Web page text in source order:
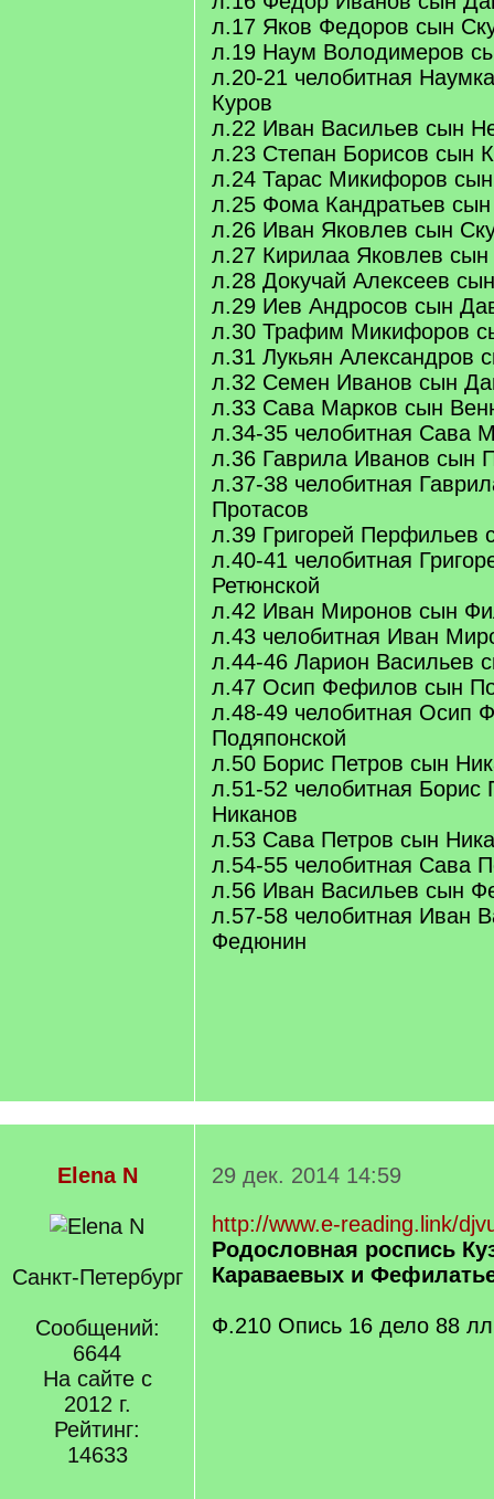
л.17 Яков Федоров сын
л.19 Наум Володимеров
л.20-21 челобитная
Куров
л.22 Иван Васильев сын
л.23 Степан Борисов сын
л.24 Тарас Микифоров
л.25 Фома Кандратьев
л.26 Иван Яковлев сын
л.27 Кирилаа Яковлев сын
л.28 Докучай Алексеев
л.29 Иев Андросов сын
л.30 Трафим Микифоров
л.31 Лукьян Александров
л.32 Семен Иванов сын
л.33 Сава Марков сын
л.34-35 челобитная Сава
л.36 Гаврила Иванов сын
л.37-38 челобитная
Протасов
л.39 Григорей Перфильев
л.40-41 челобитная
Ретюнской
л.42 Иван Миронов сын
л.43 челобитная Иван
л.44-46 Ларион Васильев
л.47 Осип Фефилов сын
л.48-49 челобитная Осип
Подяпонской
л.50 Борис Петров сын
л.51-52 челобитная Борис
Никанов
л.53 Сава Петров сын
л.54-55 челобитная Сава
л.56 Иван Васильев сын
л.57-58 челобитная Иван
Федюнин
Elena N
Санкт-Петербург
Сообщений:
6644
На сайте с
2012 г.
Рейтинг:
14633
29 дек. 2014 14:59
http://www.e-reading.link/
Родословная роспись
Караваевых и
Ф.210 Опись 16 дело 88